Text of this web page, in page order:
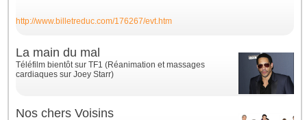
http://www.billetreduc.com/176267/evt.htm
La main du mal
Téléfilm bientôt sur TF1 (Réanimation et massages
cardiaques sur Joey Starr)
Nos chers Voisins